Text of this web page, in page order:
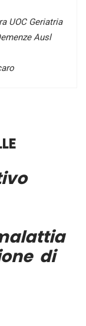
UOC Geriatria
Ausl
di